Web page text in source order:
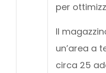
per
Il
un’area a
circa 25